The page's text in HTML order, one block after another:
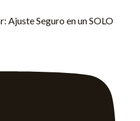
Ajuste Seguro en un SOLO